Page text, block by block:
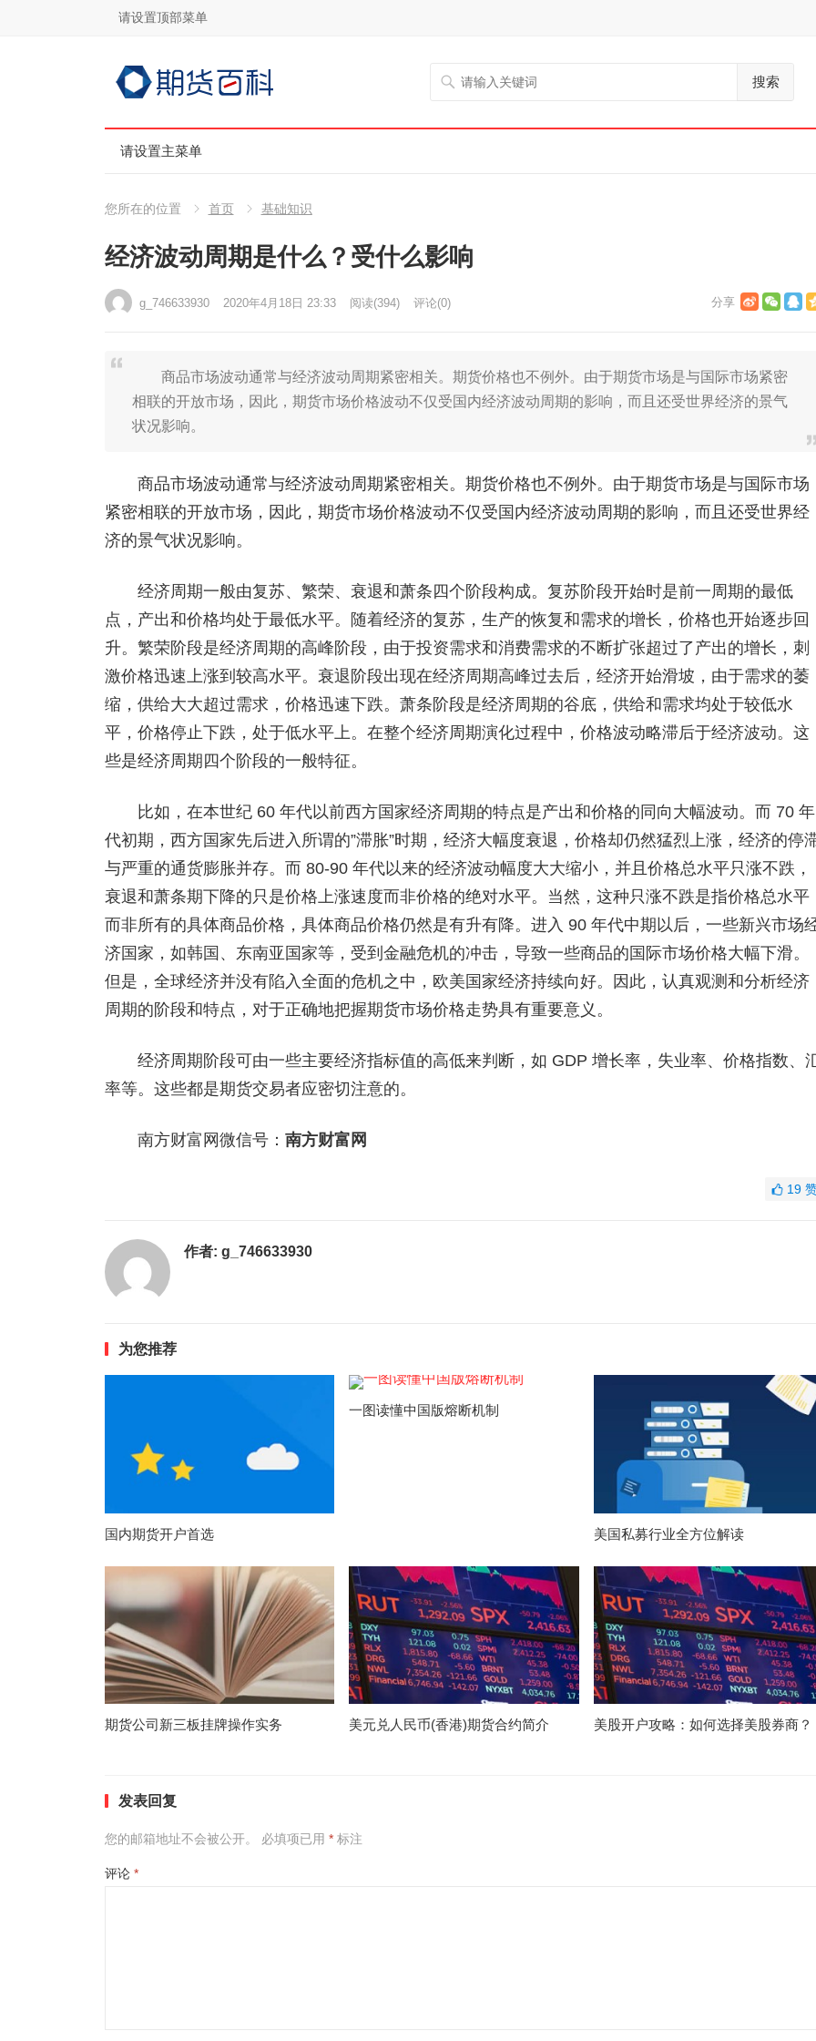
请设置顶部菜单
搜索
请设置主菜单
您所在的位置 首页 基础知识
经济波动周期是什么？受什么影响
g_746633930 2020年4月18日 23:33 阅读(394) 评论(0)
商品市场波动通常与经济波动周期紧密相关。期货价格也不例外。由于期货市场是与国际市场紧密
相联的开放市场，因此，期货市场价格波动不仅受国内经济波动周期的影响，而且还受世界经济的景气
状况影响。
商品市场波动通常与经济波动周期紧密相关。期货价格也不例外。由于期货市场是与国际市场
紧密相联的开放市场，因此，期货市场价格波动不仅受国内经济波动周期的影响，而且还受世界经
济的景气状况影响。
经济周期一般由复苏、繁荣、衰退和萧条四个阶段构成。复苏阶段开始时是前一周期的最低
点，产出和价格均处于最低水平。随着经济的复苏，生产的恢复和需求的增长，价格也开始逐步回
升。繁荣阶段是经济周期的高峰阶段，由于投资需求和消费需求的不断扩张超过了产出的增长，刺
激价格迅速上涨到较高水平。衰退阶段出现在经济周期高峰过去后，经济开始滑坡，由于需求的萎
缩，供给大大超过需求，价格迅速下跌。萧条阶段是经济周期的谷底，供给和需求均处于较低水
平，价格停止下跌，处于低水平上。在整个经济周期演化过程中，价格波动略滞后于经济波动。这
些是经济周期四个阶段的一般特征。
比如，在本世纪 60 年代以前西方国家经济周期的特点是产出和价格的同向大幅波动。而 70 年
代初期，西方国家先后进入所谓的”滞胀”时期，经济大幅度衰退，价格却仍然猛烈上涨，经济的停
与严重的通货膨胀并存。而 80-90 年代以来的经济波动幅度大大缩小，并且价格总水平只涨不跌，
衰退和萧条期下降的只是价格上涨速度而非价格的绝对水平。当然，这种只涨不跌是指价格总水平
而非所有的具体商品价格，具体商品价格仍然是有升有降。进入 90 年代中期以后，一些新兴市场
济国家，如韩国、东南亚国家等，受到金融危机的冲击，导致一些商品的国际市场价格大幅下滑。
但是，全球经济并没有陷入全面的危机之中，欧美国家经济持续向好。因此，认真观测和分析经济
周期的阶段和特点，对于正确地把握期货市场价格走势具有重要意义。
经济周期阶段可由一些主要经济指标值的高低来判断，如 GDP 增长率，失业率、价格指数、
率等。这些都是期货交易者应密切注意的。
南方财富网微信号： 南方财富网
19
作者: g_746633930
为您推荐
国内期货开户首选
一图读懂中国版熔断机制
美国私募行业全方位解读
期货公司新三板挂牌操作实务 美元兑人民币(香港)期货合约简介 美股开户攻略：如何选择美股券商？
发表回复
您的邮箱地址不会被公开。 必填项已用 *标注
评论 *